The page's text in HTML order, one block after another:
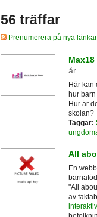
56 träffar
Prenumerera på nya länkar
år
Här kan
hur
Hur är
skolan?
Taggar:
All
En
"All
av